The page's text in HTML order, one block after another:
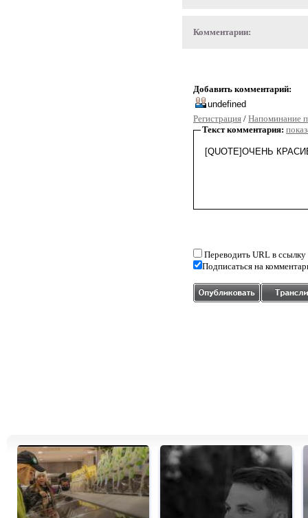
Комментарии:
Добавить комментарий:
Регистрация / Напоминание
Текст комментария:
Переводить URL в ссылку
Подписаться на